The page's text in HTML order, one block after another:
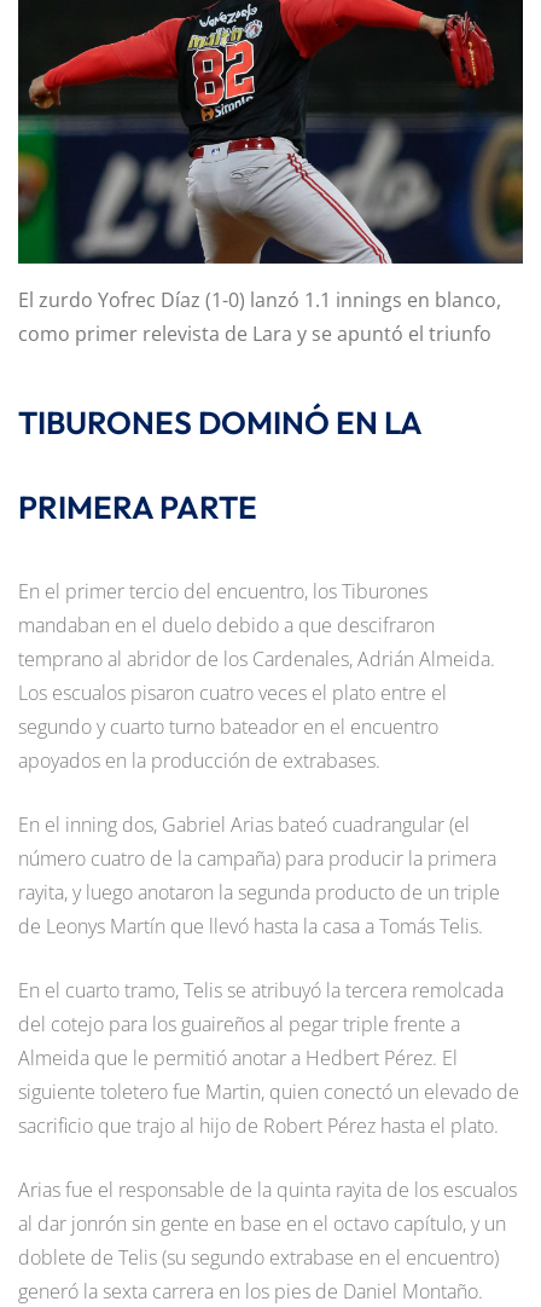
El zurdo Yofrec Díaz (1-0) lanzó 1.1 innings en blanco,
como primer relevista de Lara y se apuntó el triunfo
TIBURONES DOMINÓ EN LA
PRIMERA PARTE
En el primer tercio del encuentro, los Tiburones
mandaban en el duelo debido a que descifraron
temprano al abridor de los Cardenales, Adrián Almeida.
Los escualos pisaron cuatro veces el plato entre el
segundo y cuarto turno bateador en el encuentro
apoyados en la producción de extrabases.
En el inning dos, Gabriel Arias bateó cuadrangular (el
número cuatro de la campaña) para producir la primera
rayita, y luego anotaron la segunda producto de un triple
de Leonys Martín que llevó hasta la casa a Tomás Telis.
En el cuarto tramo, Telis se atribuyó la tercera remolcada
del cotejo para los guaireños al pegar triple frente a
Almeida que le permitió anotar a Hedbert Pérez. El
siguiente toletero fue Martin, quien conectó un elevado de
sacrificio que trajo al hijo de Robert Pérez hasta el plato.
Arias fue el responsable de la quinta rayita de los escualos
al dar jonrón sin gente en base en el octavo capítulo, y un
doblete de Telis (su segundo extrabase en el encuentro)
generó la sexta carrera en los pies de Daniel Montaño.